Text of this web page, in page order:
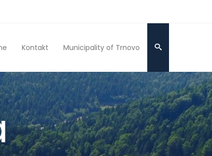
Kontakt Municipality of Trnovo